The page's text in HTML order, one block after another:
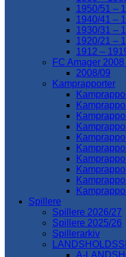
1950/51 –
1940/41 –
1930/31 –
1920/21 –
1912 –
FC Amager
2008/09
Kamprapporter
Spillere
Spillere 2026/27
Spillere 2025/26
Spillerarkiv
A-